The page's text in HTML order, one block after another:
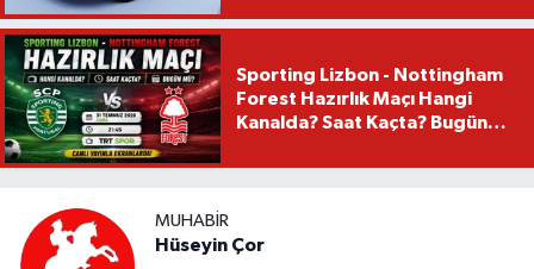
Sporting Lizbon - Nottingham
Forest Hazırlık Maçı Hangi
Kanalda? Saat Kaçta? Bugün
MUHABIR
Hüseyin Çor